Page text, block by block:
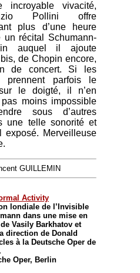
incroyable vivacité,
Pollini offre
plus d’une heure
un récital Schumann-
auquel il ajoute
de Chopin encore,
de concert. Si les
prennent parfois le
le doigté, il n’en
pas moins impossible
sous d’autres
une telle sonorité et
exposé. Merveilleuse
GUILLEMIN
Activity
londiale de l’Invisible
dans une mise en
Vasily Barkhatov et
direction de Donald
à la Deutsche Oper de
Oper, Berlin